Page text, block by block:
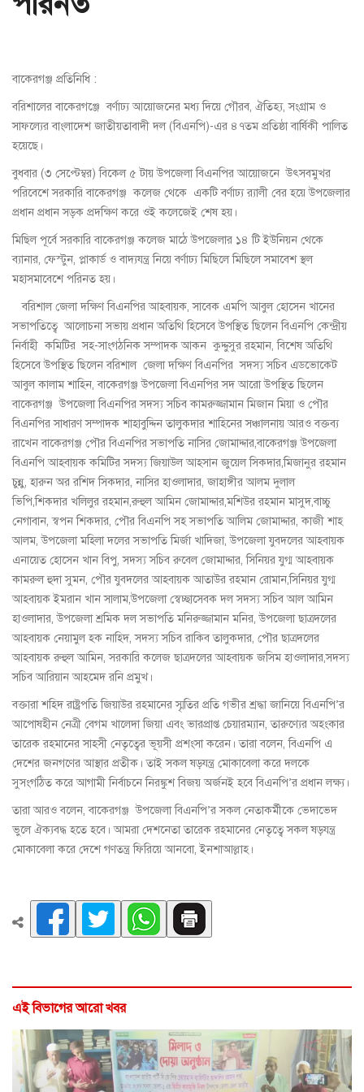
বাকেরগঞ্জ প্রতিনিধি :
বরিশালের বাকেরগঞ্জে বর্ণাঢ্য আয়োজনের মধ্য দিয়ে গৌরব, ঐতিহ্য, সংগ্রাম ও
সাফল্যের বাংলাদেশ জাতীয়তাবাদী দল (বিএনপি)-এর ৪৭তম প্রতিষ্ঠা বার্ষিকী পালিত
হয়েছে।
বুধবার (৩ সেপ্টেম্বর) বিকেল ৫ টায় উপজেলা বিএনপির আয়োজনে উৎসবমুখর
পরিবেশে সরকারি বাকেরগঞ্জ কলেজ থেকে একটি বর্ণাঢ্য র‍্যালী বের হয়ে উপজেলার
প্রধান প্রধান সড়ক প্রদক্ষিণ করে ওই কলেজেই শেষ হয়।
মিছিল পূর্বে সরকারি বাকেরগঞ্জ কলেজ মাঠে উপজেলার ১৪ টি ইউনিয়ন থেকে
ব্যানার, ফেস্টুন, প্লাকার্ড ও বাদ্যযন্ত্র নিয়ে বর্ণাঢ্য মিছিলে মিছিলে সমাবেশ স্থল
মহাসমাবেশে পরিনত হয়।
বরিশাল জেলা দক্ষিণ বিএনপির আহবায়ক, সাবেক এমপি আবুল হোসেন খানের
সভাপতিত্বে আলোচনা সভায় প্রধান অতিথি হিসেবে উপস্থিত ছিলেন বিএনপি কেন্দ্রীয়
নির্বাহী কমিটির সহ-সাংগঠনিক সম্পাদক আকন কুদ্দুসুর রহমান, বিশেষ অতিথি
হিসেবে উপস্থিত ছিলেন বরিশাল জেলা দক্ষিণ বিএনপির সদস্য সচিব এডভোকেট
আবুল কালাম শাহিন, বাকেরগঞ্জ উপজেলা বিএনপির সদ আরো উপস্থিত ছিলেন
বাকেরগঞ্জ উপজেলা বিএনপির সদস্য সচিব কামরুজ্জামান মিজান মিয়া ও পৌর
বিএনপির সাধারণ সম্পাদক শাহাবুদ্দিন তালুকদার শাহিনের সঞ্চালনায় আরও বক্তব্য
রাখেন বাকেরগঞ্জ পৌর বিএনপির সভাপতি নাসির জোমাদ্দার,বাকেরগঞ্জ উপজেলা
বিএনপি আহবায়ক কমিটির সদস্য জিয়াউল আহসান জুয়েল সিকদার,মিজানুর রহমান
চুন্নু, হারুন অর রশিদ সিকদার, নাসির হাওলাদার, জাহাঙ্গীর আলম দুলাল
ভিপি,শিকদার খলিলুর রহমান,রুহুল আমিন জোমাদ্দার,মশিউর রহমান মাসুদ,বাচ্চু
নেগাবান, স্বপন শিকদার, পৌর বিএনপি সহ সভাপতি আলিম জোমাদ্দার, কাজী শাহ
আলম, উপজেলা মহিলা দলের সভাপতি মির্জা খাদিজা, উপজেলা যুবদলের আহবায়ক
এনায়েত হোসেন খান বিপু, সদস্য সচিব রুবেল জোমাদ্দার, সিনিয়র যুগ্ম আহবায়ক
কামরুল হুদা সুমন, পৌর যুবদলের আহবায়ক আতাউর রহমান রোমান,সিনিয়র যুগ্ম
আহবায়ক ইমরান খান সালাম,উপজেলা স্বেচ্ছাসেবক দল সদস্য সচিব আল আমিন
হাওলাদার, উপজেলা শ্রমিক দল সভাপতি মনিরুজ্জামান মনির, উপজেলা ছাত্রদলের
আহবায়ক নেয়ামুল হক নাহিদ, সদস্য সচিব রাকিব তালুকদার, পৌর ছাত্রদলের
আহবায়ক রুহুল আমিন, সরকারি কলেজ ছাত্রদলের আহবায়ক জসিম হাওলাদার,সদস্য
সচিব আরিয়ান আহমেদ রনি প্রমুখ।
বক্তারা শহিদ রাষ্ট্রপতি জিয়াউর রহমানের স্মৃতির প্রতি গভীর শ্রদ্ধা জানিয়ে বিএনপি’র
আপোষহীন নেত্রী বেগম খালেদা জিয়া এবং ভারপ্রাপ্ত চেয়ারম্যান, তারুণ্যের অহংকার
তারেক রহমানের সাহসী নেতৃত্বের ভূয়সী প্রশংসা করেন। তারা বলেন, বিএনপি এ
দেশের জনগণের আস্থার প্রতীক। তাই সকল ষড়যন্ত্র মোকাবেলা করে দলকে
সুসংগঠিত করে আগামী নির্বাচনে নিরঙ্কুশ বিজয় অর্জনই হবে বিএনপি’র প্রধান লক্ষ্য।
তারা আরও বলেন, বাকেরগঞ্জ উপজেলা বিএনপি’র সকল নেতাকর্মীকে ভেদাভেদ
ভুলে ঐক্যবদ্ধ হতে হবে। আমরা দেশনেতা তারেক রহমানের নেতৃত্বে সকল ষড়যন্ত্র
মোকাবেলা করে দেশে গণতন্ত্র ফিরিয়ে আনবো, ইনশাআল্লাহ।
এই বিভাগের আরো খবর